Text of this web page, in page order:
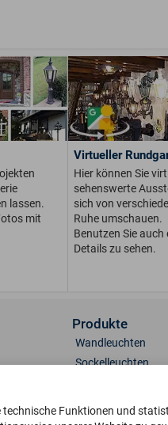
lassen.
mit
Virtueller
Hier können Sie
sehenswerte
sich von
Ruhe umschauen.
Benutzen Sie
Details zu sehen.
Produkte
Wandleuchten
Sockelleuchten
Briefkästen
Funktionen und